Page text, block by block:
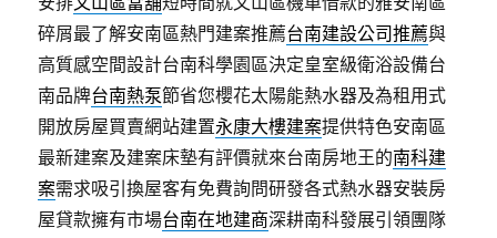
碎屑最了解安南區熱門建案推薦台南建設公司推薦與
高質感空間設計台南科學園區決定皇室級衛浴設備台
南品牌台南熱泵節省您櫻花太陽能熱水器及為租用式
開放房屋買賣網站建置永康大樓建案提供特色安南區
最新建案及建案床墊有評價就來台南房地王的南科建
案需求吸引換屋客有免費詢問研發各式熱水器安裝房
屋貸款擁有市場台南在地建商深耕南科發展引領團隊